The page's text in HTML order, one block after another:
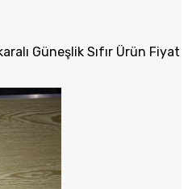
Güneşlik Sıfır Ürün Fiyat